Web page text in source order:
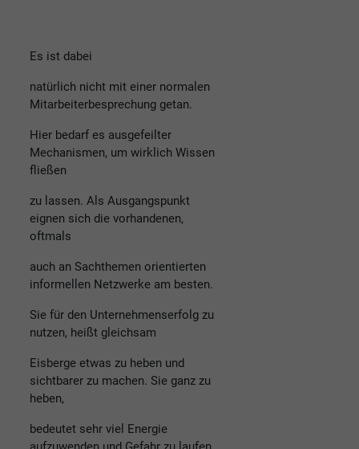
Es ist dabei
natürlich nicht mit einer normalen
Mitarbeiterbesprechung getan.
Hier bedarf es ausgefeilter
Mechanismen, um wirklich Wissen
fließen
zu lassen. Als Ausgangspunkt
eignen sich die vorhandenen,
oftmals
auch an Sachthemen orientierten
informellen Netzwerke am besten.
Sie für den Unternehmenserfolg zu
nutzen, heißt gleichsam
Eisberge etwas zu heben und
sichtbarer zu machen. Sie ganz zu
heben,
bedeutet sehr viel Energie